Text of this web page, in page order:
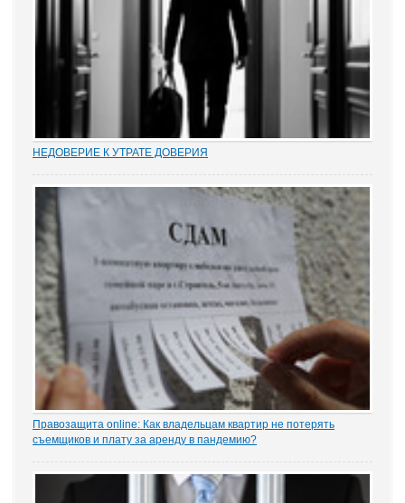
НЕДОВЕРИЕ К УТРАТЕ ДОВЕРИЯ
(п. 7.1 ч. 1 ст. 81 ТК РФ) появилась в Трудовом кодексе в 2012 году
в ходе совершенствования...
Правозащита online: Как владельцам квартир не потерять
съемщиков и плату за аренду в пандемию?
юрисконсульт проектов судебной практики Ольга Старых.